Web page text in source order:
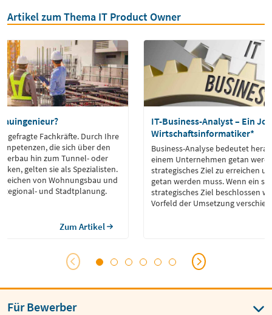
Artikel zum Thema IT Product Owner
gefragte Fachkräfte. Durch Ihre
die sich über den
hin zum Tunnel- oder
gelten sie als Spezialisten.
reichen von Wohnungsbau und
und Stadtplanung.
Zum Artikel
IT-Business-Analyst – Ein
Wirtschaftsinformatiker*
Business-Analyse bedeutet
einem Unternehmen getan
strategisches Ziel zu erreichen
getan werden muss. Wenn ein
strategisches Ziel beschlossen
Vorfeld der Umsetzung
Für Bewerber